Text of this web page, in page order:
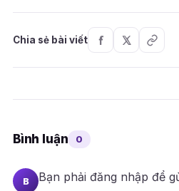
Chia sẻ bài viết
Bình luận 0
B Bạn phải đăng nhập để